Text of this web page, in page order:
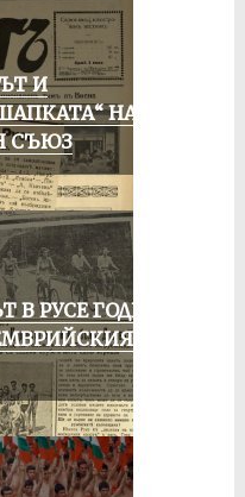
И
НА
СЪЮЗ
В РУСЕ ГОДИНА